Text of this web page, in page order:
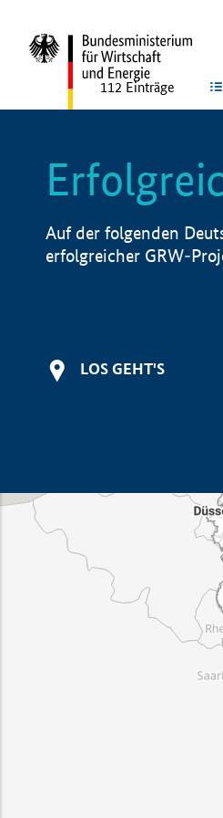
112 Einträge
Auf der folgenden
erfolgreicher GRW-
LOS GEHT'S